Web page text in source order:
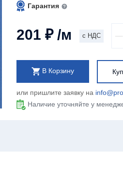
Гарантия
201 ₽ /м с НДС
В Корзину
или пришлите заявку на
Наличие уточняйте у